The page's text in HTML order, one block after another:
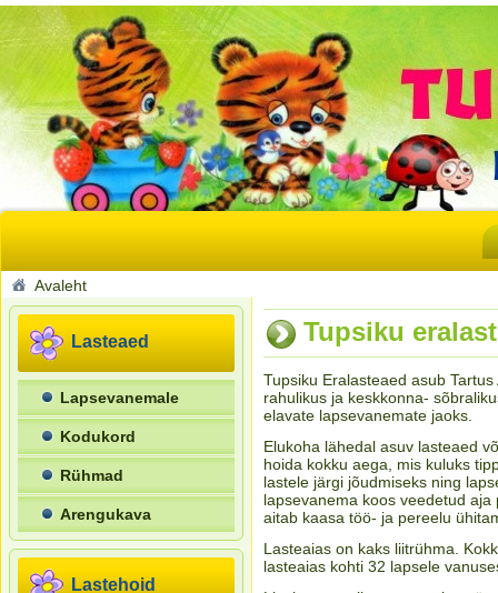
Avaleht
Lasteaed
Lapsevanemale
Kodukord
Rühmad
Arengukava
Lastehoid
Tupsiku
Tupsiku Eralasteaed asub
rahulikus ja keskkonna-
elavate lapsevanemate jaoks.
Elukoha lähedal asuv lasteaed
hoida kokku aega, mis kuluks
lastele järgi jõudmiseks ning
lapsevanema koos veedetud aja
aitab kaasa töö- ja pereelu
Lasteaias on kaks liitrühma.
lasteaias kohti 32 lapsele